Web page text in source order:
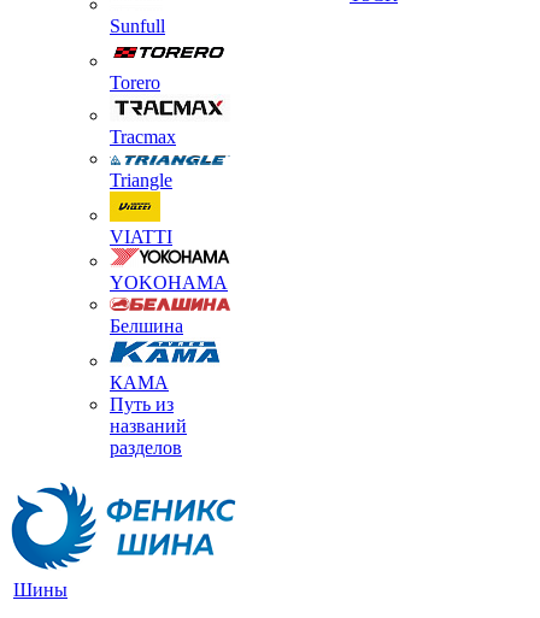
Sunfull
Torero
Tracmax
Triangle
VIATTI
YOKOHAMA
Белшина
КАМА
Путь из
названий
разделов
Шины